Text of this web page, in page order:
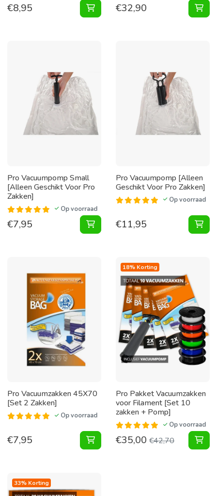
€8,95 Vacuumzakken 60X70 [Set 2
€32,90
Pro Vacuumpomp Small
[Alleen Geschikt Voor Pro
Zakken]
Op voorraad
€7,95 Vacuumpomp Small [Alleen
Pro Vacuumpomp [Alleen
Geschikt Voor Pro Zakken]
Op voorraad
€11,95
Pro Vacuumzakken 45X70
[Set 2 Zakken]
Op voorraad
€7,95 Vacuumzakken 45X70 [Set 2
18% Korting
Pro Pakket Vacuumzakken
voor Filament [Set 10
zakken + Pomp]
Op voorraad
€35,00 €42,70
33% Korting